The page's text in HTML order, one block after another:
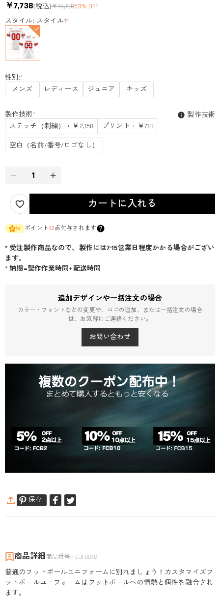
￥7,738(税込)￥16,19853% OFF
スタイル: スタイル1*
性別:*
メンズ
レディース ジュニア キッズ
製作技術*
ステッチ（刺繍） + ￥2,158
プリント + ￥718
空白（名前/番号/ロゴなし）
製作技術
カートに入れる
1× ポイント42点付与されます
* 受注製作商品なので、製作には7-15営業日程度かかる場合がござい
ます。
* 納期=製作作業時間+配送時間
追加デザインや一括注文の場合
カラー・フォントなどの変更や、ロゴの追加、または一括注文の場合
は、お気軽にご連絡ください。
お問い合わせ
保存
商品詳細 商品番号: FCJF00481
普通のフットボールユニフォームに別れましょう！カスタマイズフ
ットボールユニフォームはフットボールへの情熱と個性を融合され
ます。